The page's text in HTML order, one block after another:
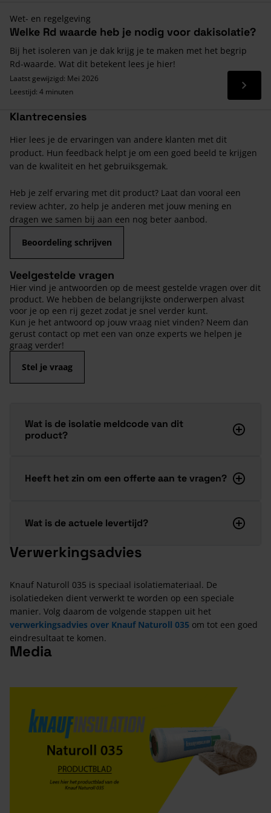
Wet- en regelgeving
Welke Rd waarde heb je nodig voor dakisolatie?
Bij het isoleren van je dak krijg je te maken met het begrip
Rd-waarde. Wat dit betekent lees je hier!
Laatst gewijzigd: Mei 2026
Leestijd: 4 minuten
Lees
Klantrecensies
Hier lees je de ervaringen van andere klanten met dit
product. Hun feedback helpt je om een goed beeld te krijgen
van de kwaliteit en het gebruiksgemak.
Heb je zelf ervaring met dit product? Laat dan vooral een
review achter, zo help je anderen met jouw mening en
dragen we samen bij aan een nog beter aanbod.
Beoordeling schrijven
Veelgestelde vragen
Hier vind je antwoorden op de meest gestelde vragen over dit
product. We hebben de belangrijkste onderwerpen alvast
voor je op een rij gezet zodat je snel verder kunt.
Kun je het antwoord op jouw vraag niet vinden? Neem dan
gerust contact op met een van onze experts we helpen je
graag verder!
Stel je vraag
Wat is de isolatie meldcode van dit
product?
Heeft het zin om een offerte aan te vragen?
Wat is de actuele levertijd?
Verwerkingsadvies
Knauf Naturoll 035 is speciaal isolatiemateriaal. De
isolatiedeken dient verwerkt te worden op een speciale
manier. Volg daarom de volgende stappen uit het
verwerkingsadvies over Knauf Naturoll 035 om tot een goed
eindresultaat te komen.
Media